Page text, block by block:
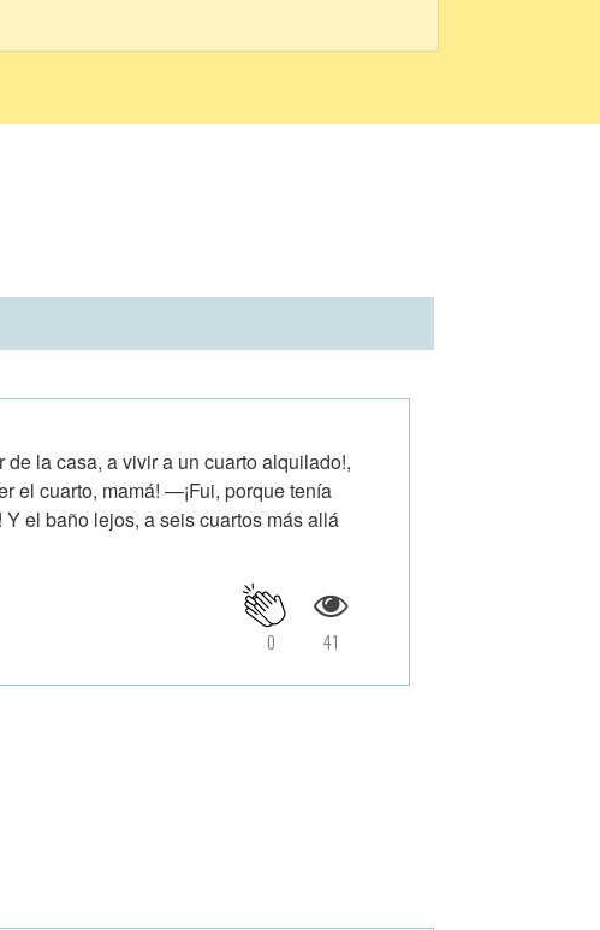
la casa, a vivir a un cuarto alquilado!,
el cuarto, mamá! —¡Fui, porque tenía
el baño lejos, a seis cuartos más allá
41
0